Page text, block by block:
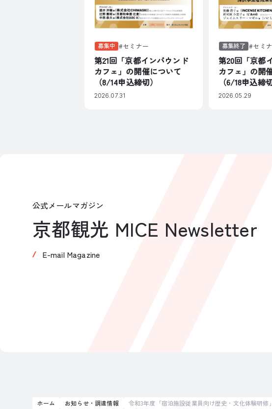
募集中 セミナー
第21回「京都インバウンド
カフェ」の開催について
（8/14申込締切）
2026.07.31
募集終了 セミ
第20回「京都
カフェ」の開
（6/18申込締切
2026.05.29
公式メールマガジン
京都観光 MICE Newsletter
E-mail Magazine
ホーム お知らせ・調達情報 令和3年度「宿泊施設従業員向け歴史・文化体験研修